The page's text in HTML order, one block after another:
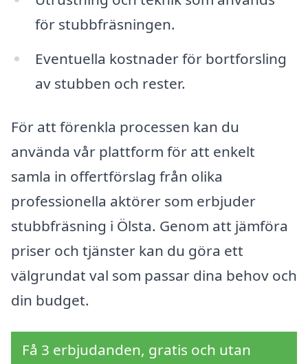
för stubbfräsningen.
Eventuella kostnader för bortforsling
av stubben och rester.
För att förenkla processen kan du
använda vår plattform för att enkelt
samla in offertförslag från olika
professionella aktörer som erbjuder
stubbfräsning i Ölsta. Genom att jämföra
priser och tjänster kan du göra ett
välgrundat val som passar dina behov och
din budget.
Få 3 erbjudanden, gratis och utan